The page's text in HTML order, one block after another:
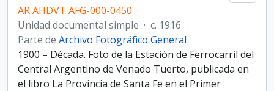
AR AHDVT AFG-000-0450 ·
Unidad documental simple · c. 1916
Parte de Archivo Fotográfico General
1900 – Década. Foto de la Estación de Ferrocarril del
Central Argentino de Venado Tuerto, publicada en
el libro La Provincia de Santa Fe en el Primer